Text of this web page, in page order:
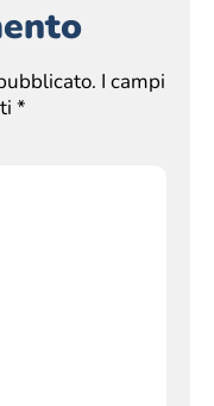
I campi
*